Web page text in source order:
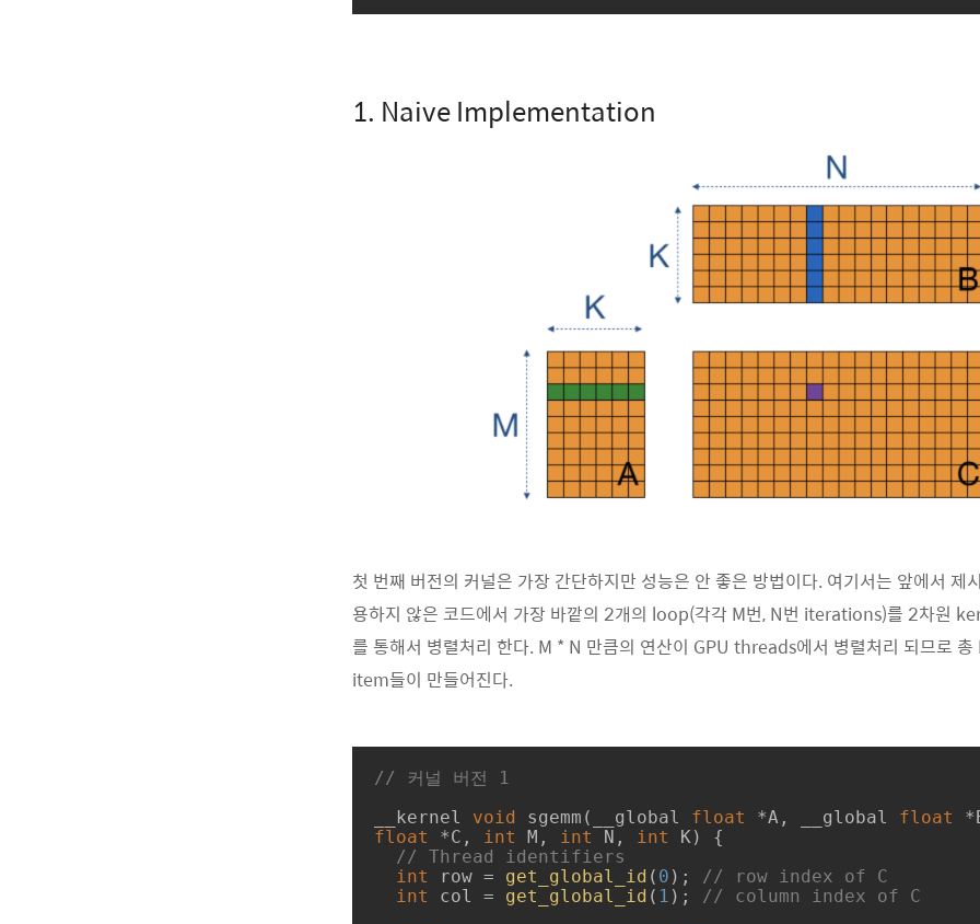
1. Naive Implementation
첫 번째 버전의 커널은 가장 간단하지만 성능은 안 좋은 방법이다. 여기서는 앞에서 제
용하지 않은 코드에서 가장 바깥의 2개의 loop(각각 M번, N번 iterations)를 2차원
를 통해서 병렬처리 한다. M * N 만큼의 연산이 GPU threads에서 병렬처리 되므로
item들이 만들어진다.
// 커널 버전 1
__kernel void sgemm (__global float *A, __global float
float
*C, int M, int N, int K)
{
// Thread identifiers
int
row = get_global_id ( 0 ); // row index of C
int
col = get_global_id ( 1 ); // column index of C